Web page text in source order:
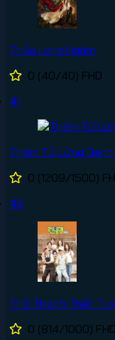
Thủy Long Ngâm
0 (40/40) FHD
#1
Thám Tử Lừng
0 (1209/1500)
#2
Thử Thách Thần
0 (814/1000) FHD